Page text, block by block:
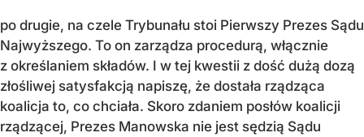
po drugie, na czele Trybunału stoi Pierwszy Prezes Sądu
Najwyższego. To on zarządza procedurą, włącznie
z określaniem składów. I w tej kwestii z dość dużą dozą
złośliwej satysfakcją napiszę, że dostała rządząca
koalicja to, co chciała. Skoro zdaniem posłów koalicji
rządzącej, Prezes Manowska nie jest sędzią Sądu